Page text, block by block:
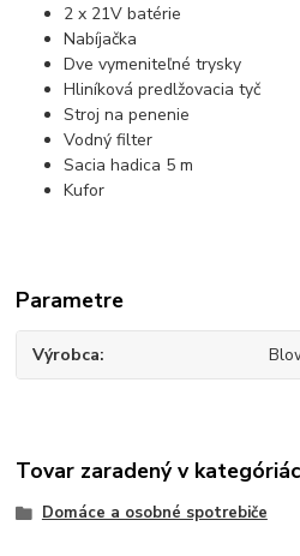
2 x 21V batérie
Nabíjačka
Dve vymeniteľné trysky
Hliníková predlžovacia tyč
Stroj na penenie
Vodný filter
Sacia hadica 5 m
Kufor
Parametre
Výrobca
Tovar zaradený v
Domáce a osobné spotrebiče